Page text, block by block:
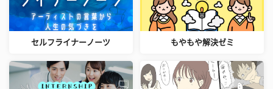
セルフライナーノーツ もやもや解決ゼミ